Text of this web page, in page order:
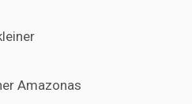
Amazonas